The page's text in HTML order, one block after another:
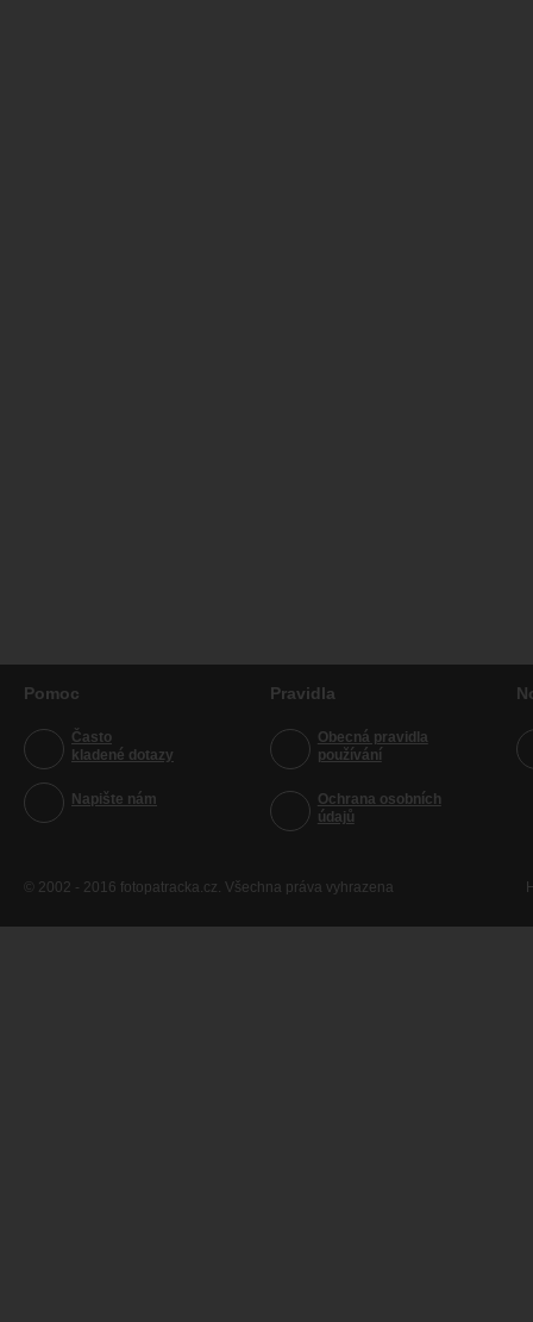
Pomoc
Často
kladené dotazy
Napište nám
Pravidla
Obecná pravidla
používání
Ochrana osobních
údajů
© 2002 - 2016 fotopatracka.cz. Všechna práva vyhrazena